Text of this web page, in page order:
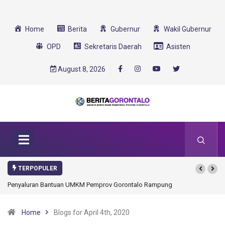
Home Berita Gubernur Wakil Gubernur
OPD Sekretaris Daerah Asisten
August 8, 2026
TERPOPULER
Bantuan UMKM Pemprov Gorontalo RampungGorontalo Ikut Dukung
Home Blogs for April 4th, 2020